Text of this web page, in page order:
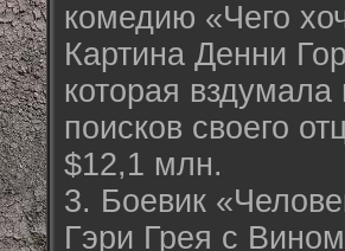
комедию «Чего
Картина Денни
которая
поисков своего
$12,1 млн.
3. Боевик
Гэри Грея с